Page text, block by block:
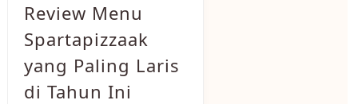
Review Menu
Spartapizzaak
yang Paling Laris
di Tahun Ini